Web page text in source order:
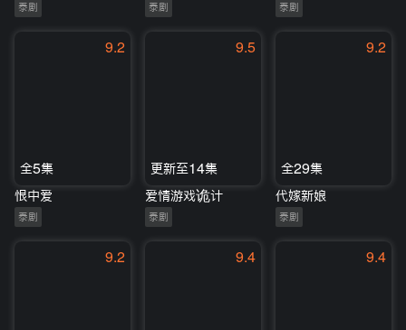
泰剧 泰剧 泰剧
9.2
全5集
恨中爱
泰剧
9.5
更新至14集
爱情游戏诡计
泰剧
9.2
全29集
代嫁新娘
泰剧
9.2 9.4 9.4